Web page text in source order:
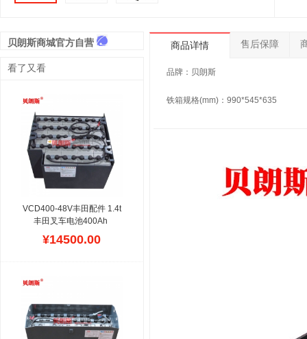
商品详情 售后保障
品牌：贝朗斯
铁箱规格(mm)：990*545*635
贝朗斯商城官方自营
看了又看
VCD400-48V丰田配件 1.4t
丰田叉车电池400Ah
7FB14座驾四轮电瓶叉车电
贝朗斯生产丰田牌
构成,电解液是硫酸溶液,电
原装丰田电动叉车一样,进
口高纯度合金铅制作,符合
丰田叉车电瓶工厂标准,使
¥14500.00